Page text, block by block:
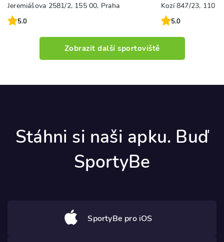
Jeremiášova 2581/2, 155 00, Praha
5.0
Kozí 847/23, 110
5.0
Zobrazit další sportoviště
Stáhni si naši apku. Buď
SportyBe
SportyBe pro iOS